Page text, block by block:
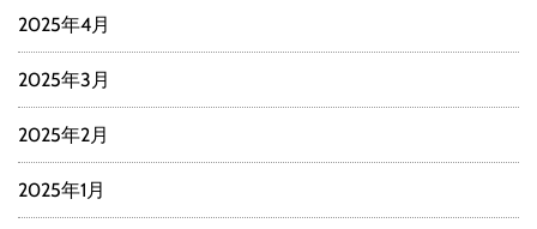
2025年4月
2025年3月
2025年2月
2025年1月